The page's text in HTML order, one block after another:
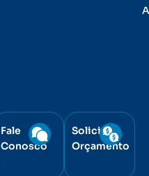
Fale
Conosco
Solicite
Orçamento